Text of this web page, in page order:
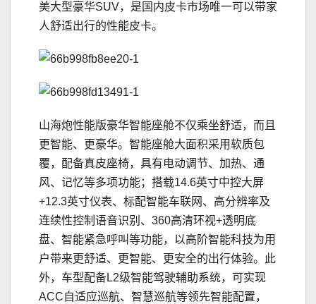
美大型豪华SUV，是国内皮卡市场唯一可以带家
人舒适出行的性能皮卡。
山海炮性能版豪华智能座舱不仅乘坐舒适，而且
更智能、更豪华。智能座舱大面积采用软质包
覆，配备真皮座椅，具有电动调节、加热、通
风、记忆等多项功能；搭载14.6英寸中控大屏
+12.3英寸仪表、标配智能车联网、高分辨率及
连续性控制语音识别、360高清环视+透明底
盘、智能紧急呼叫等功能，以高阶智能科技为用
户带来更舒适、更智能、更安全的出行体验。此
外，车型配备L2级智能驾驶辅助系统，可实现
ACC自适应巡航、智慧巡航等领先智能配置，